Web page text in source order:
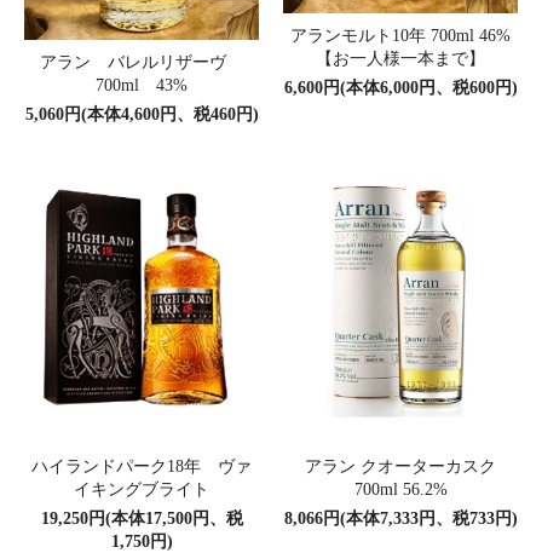
アラン バレルリザーヴ
700ml 43%
5,060円(本体4,600円、税460円)
アランモルト10年 700ml 46%
【お一人様一本まで】
6,600円(本体6,000円、税600円)
ハイランドパーク18年 ヴァ
イキングブライト
19,250円(本体17,500円、税
1,750円)
アラン クオーターカスク
700ml 56.2%
8,066円(本体7,333円、税733円)